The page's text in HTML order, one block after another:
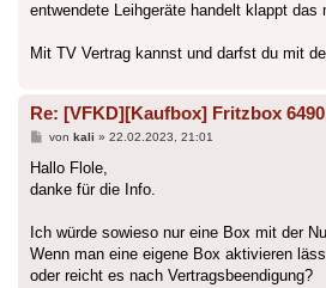
entwendete Leihgeräte handelt klappt
Mit TV Vertrag kannst und darfst du mit
Re: [VFKD][Kaufbox] Fritzbox
Beitrag
von kali » 22.02.2023, 21:01
Hallo Flole,
danke für die Info.
Ich würde sowieso nur eine Box mit der
Wenn man eine eigene Box aktivieren
oder reicht es nach Vertragsbeendigung?